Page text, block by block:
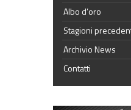
Albo d’oro
Stagioni
Archivio News
Contatti